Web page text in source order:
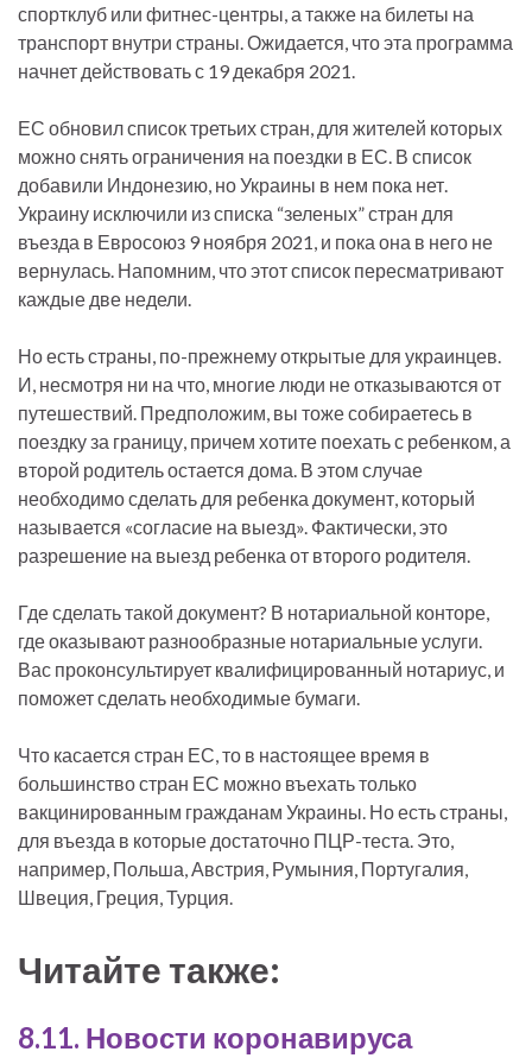
спортклуб или фитнес-центры, а также на билеты на
транспорт внутри страны. Ожидается, что эта программа
начнет действовать с 19 декабря 2021.
ЕС обновил список третьих стран, для жителей которых
можно снять ограничения на поездки в ЕС. В список
добавили Индонезию, но Украины в нем пока нет.
Украину исключили из списка “зеленых” стран для
въезда в Евросоюз 9 ноября 2021, и пока она в него не
вернулась. Напомним, что этот список пересматривают
каждые две недели.
Но есть страны, по-прежнему открытые для украинцев.
И, несмотря ни на что, многие люди не отказываются от
путешествий. Предположим, вы тоже собираетесь в
поездку за границу, причем хотите поехать с ребенком, а
второй родитель остается дома. В этом случае
необходимо сделать для ребенка документ, который
называется «согласие на выезд». Фактически, это
разрешение на выезд ребенка от второго родителя.
Где сделать такой документ? В нотариальной конторе,
где оказывают разнообразные нотариальные услуги.
Вас проконсультирует квалифицированный нотариус, и
поможет сделать необходимые бумаги.
Что касается стран ЕС, то в настоящее время в
большинство стран ЕС можно въехать только
вакцинированным гражданам Украины. Но есть страны,
для въезда в которые достаточно ПЦР-теста. Это,
например, Польша, Австрия, Румыния, Португалия,
Швеция, Греция, Турция.
Читайте также:
8.11. Новости коронавируса